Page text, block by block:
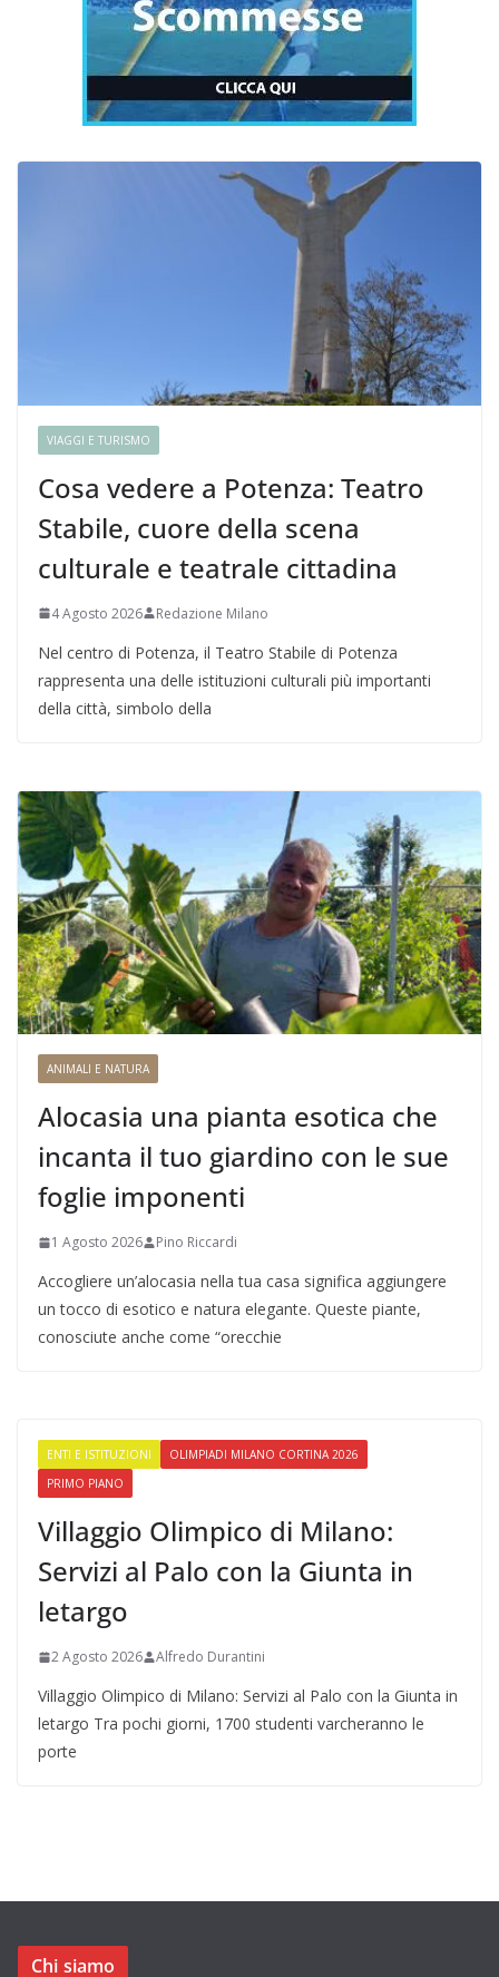
VIAGGI E TURISMO
Cosa vedere a Potenza: Teatro
Stabile, cuore della scena
culturale e teatrale cittadina
4 Agosto 2026 Redazione Milano
Nel centro di Potenza, il Teatro Stabile di Potenza
rappresenta una delle istituzioni culturali più importanti
della città, simbolo della
ANIMALI E NATURA
Alocasia una pianta esotica che
incanta il tuo giardino con le sue
foglie imponenti
1 Agosto 2026 Pino Riccardi
Accogliere un’alocasia nella tua casa significa aggiungere
un tocco di esotico e natura elegante. Queste piante,
conosciute anche come “orecchie
ENTI E ISTITUZIONI
OLIMPIADI MILANO CORTINA 2026
PRIMO PIANO
Villaggio Olimpico di Milano:
Servizi al Palo con la Giunta in
letargo
2 Agosto 2026 Alfredo Durantini
Villaggio Olimpico di Milano: Servizi al Palo con la Giunta in
letargo Tra pochi giorni, 1700 studenti varcheranno le
porte
Chi siamo